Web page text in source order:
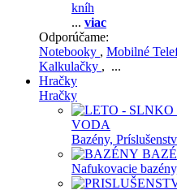
kníh
... viac
Odporúčame:
Notebooky , Mobilné
Kalkulačky , ...
Hračky
Hračky
VODA
Bazény,
Nafukovacie